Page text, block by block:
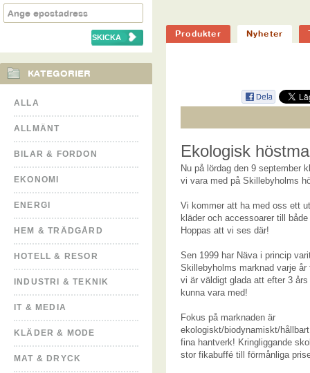
KATEGORIER
ALLA
ALLMÄNT
BILAR & FORDON
EKONOMI
ENERGI
HEM & TRÄDGÅRD
HOTELL & RESOR
INDUSTRI & TEKNIK
IT & MEDIA
KLÄDER & MODE
MAT & DRYCK
Produkter Nyheter
Ekologisk
Nu på lördag den 9 september
vi vara med på Skillebyholms
Vi kommer att ha med oss ett
kläder och accessoarer till
Hoppas att vi ses där!
Sen 1999 har Näva i princip
Skillebyholms marknad varje
vi är väldigt glada att efter 3 års
kunna vara med!
Fokus på marknaden är
ekologiskt/biodynamiskt/
fina hantverk! Kringliggande
stor fikabuffé till förmånliga